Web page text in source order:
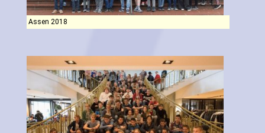
Assen 2018